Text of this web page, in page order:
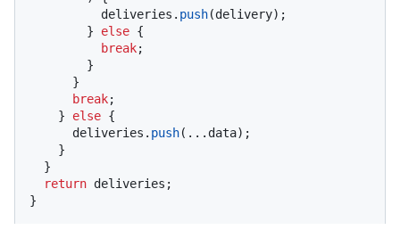
          deliveries.
push(delivery);
        }
else {
break;
break;
    }
else {
      deliveries.
push(...data);
return deliveries;
}